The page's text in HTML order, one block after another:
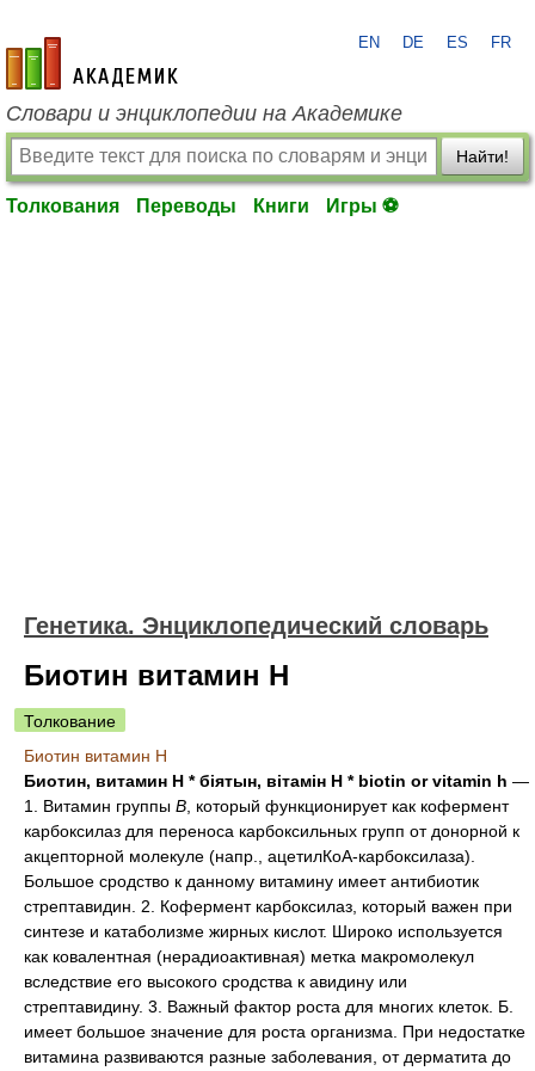
academic.ru
EN DE ES FR
Словари и энциклопедии на Академике
Найти!
Толкования Переводы Книги Игры ⚽
Генетика. Энциклопедический словарь
Биотин витамин Н
Толкование
Биотин витамин Н
Биотин, витамин Н * біятын, вітамін Н * biotin or vitamin h —
1. Витамин группы В , который функционирует как кофермент
карбоксилаз для переноса карбоксильных групп от донорной к
акцепторной молекуле (напр., ацетилКоА-карбоксилаза).
Большое сродство к данному витамину имеет антибиотик
стрептавидин. 2. Кофермент карбоксилаз, который важен при
синтезе и катаболизме жирных кислот. Широко используется
как ковалентная (нерадиоактивная) метка макромолекул
вследствие его высокого сродства к авидину или
стрептавидину. 3. Важный фактор роста для многих клеток. Б.
имеет большое значение для роста организма. При недостатке
витамина развиваются разные заболевания, от дерматита до